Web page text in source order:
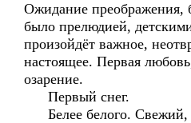
Ожидание преображения,
было прелюдией,
произойдёт важное,
настоящее. Первая
озарение.
Первый снег.
Белее белого. Свежий,